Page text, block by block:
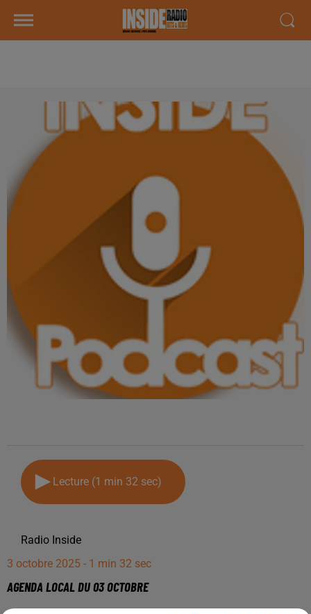
Lecture (1 min 32 sec)
Radio Inside
3 octobre 2025 - 1 min 32 sec
AGENDA LOCAL DU 03 OCTOBRE